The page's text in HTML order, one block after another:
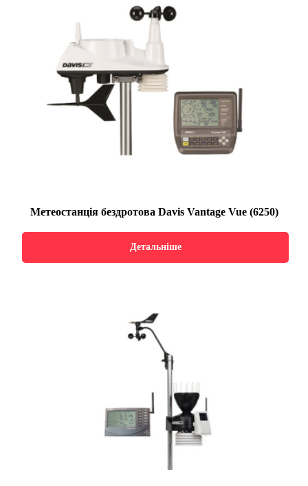
Метеостанція бездротова Davis Vantage Vue (6250)
Детальніше